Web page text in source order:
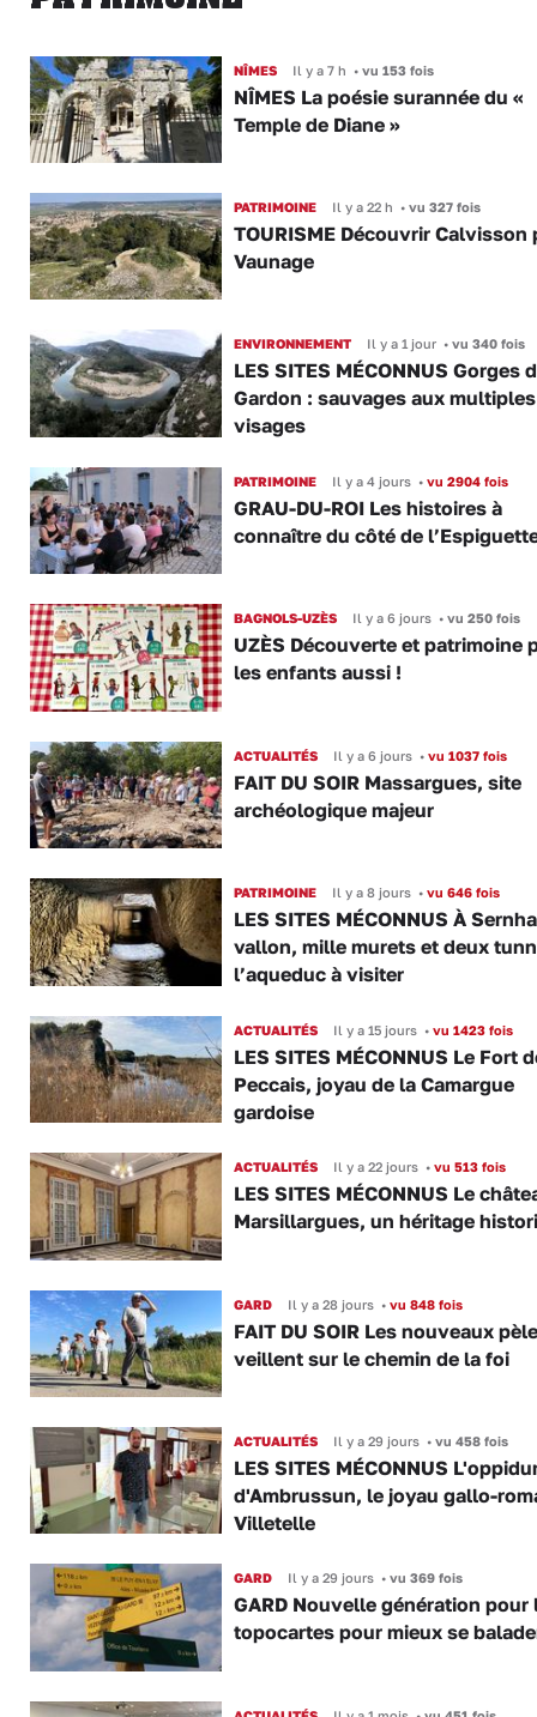
NÎMES Il y a 7 h •vu 153 fois
NÎMES La poésie surannée du «
Temple de Diane »
PATRIMOINE Il y a 22 h •vu 327 fois
TOURISME Découvrir Calvisson
Vaunage
ENVIRONNEMENT Il y a 1 jour •vu 340 fois
LES SITES MÉCONNUS Gorges
Gardon : sauvages aux multiples
visages
PATRIMOINE Il y a 4 jours •vu 2904 fois
GRAU-DU-ROI Les histoires à
connaître du côté de
BAGNOLS-UZÈS Il y a 6 jours •vu 250 fois
UZÈS Découverte et patrimoine
les enfants aussi !
ACTUALITÉS Il y a 6 jours •vu 1037 fois
FAIT DU SOIR Massargues, site
archéologique majeur
PATRIMOINE Il y a 8 jours •vu 646 fois
LES SITES MÉCONNUS À
vallon, mille murets et deux
l’aqueduc à visiter
ACTUALITÉS Il y a 15 jours •vu 1423 fois
LES SITES MÉCONNUS Le Fort
Peccais, joyau de la Camargue
gardoise
ACTUALITÉS Il y a 22 jours •vu 513 fois
LES SITES MÉCONNUS Le
Marsillargues, un héritage
GARD Il y a 28 jours •vu 848 fois
FAIT DU SOIR Les nouveaux
veillent sur le chemin de la foi
ACTUALITÉS Il y a 29 jours •vu 458 fois
LES SITES MÉCONNUS
d'Ambrussun, le joyau gallo-
Villetelle
GARD Il y a 29 jours •vu 369 fois
GARD Nouvelle génération pour
topocartes pour mieux se